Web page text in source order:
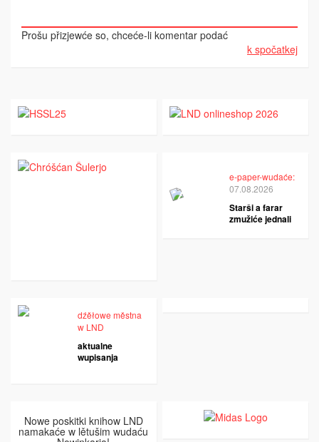
Prošu přizjewće so, chceće-li komentar podać
k spočatkej
e-paper-wudaće:
07.08.2026
Starši a farar
zmužiće jednali
dźěłowe městna
w LND
aktualne
wupisanja
Nowe poskitki knihow LND
namakaće w lětušim wudaću